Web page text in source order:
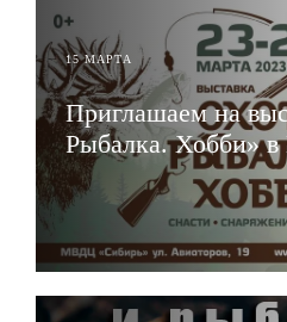
15 МАРТА
Приглашаем на
ЧИТАТЬ